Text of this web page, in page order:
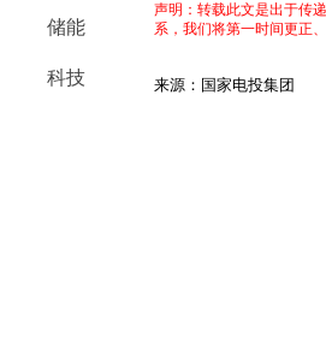
储能
科技
声明：转载此文是出于传
系，我们将第一时间更正
来源：国家电投集团